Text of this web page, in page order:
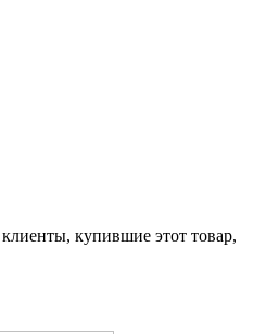
купившие этот товар,